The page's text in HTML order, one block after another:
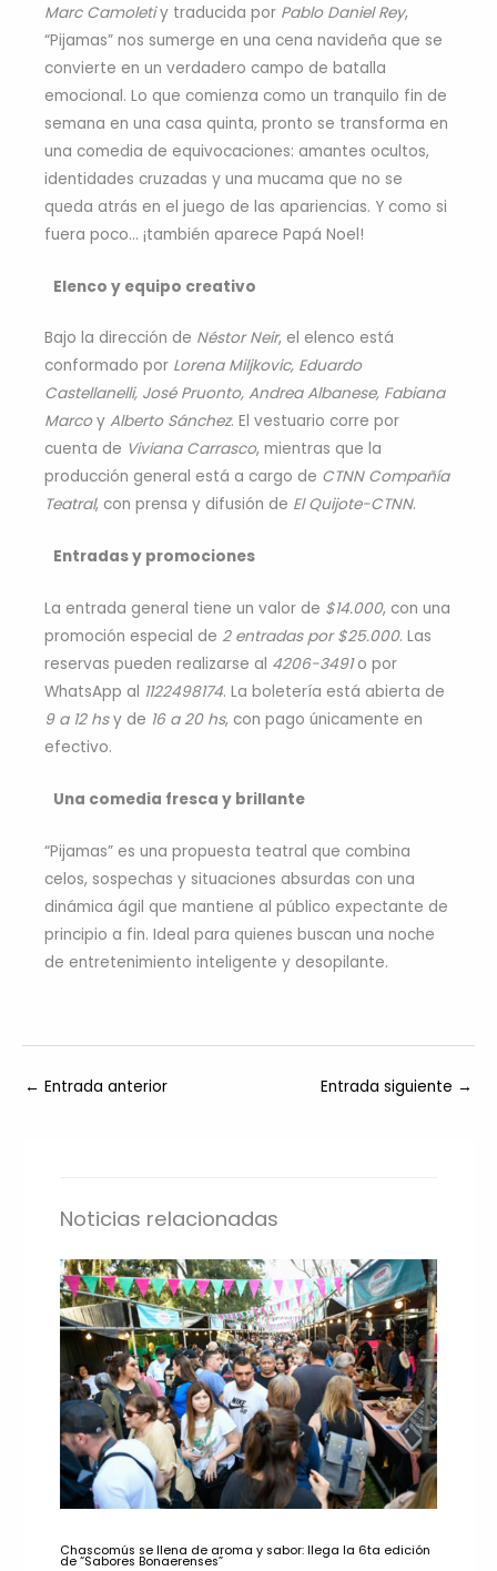
Marc Camoletiy traducida por Pablo Daniel Rey,
“Pijamas” nos sumerge en una cena navideña que se
convierte en un verdadero campo de batalla
emocional. Lo que comienza como un tranquilo fin de
semana en una casa quinta, pronto se transforma en
una comedia de equivocaciones: amantes ocultos,
identidades cruzadas y una mucama que no se
queda atrás en el juego de las apariencias. Y como si
fuera poco… ¡también aparece Papá Noel!
Elenco y equipo creativo
Bajo la dirección de Néstor Neir, el elenco está
conformado por Lorena Miljkovic, Eduardo
Castellanelli, José Pruonto, Andrea Albanese, Fabiana
Marcoy Alberto Sánchez. El vestuario corre por
cuenta de Viviana Carrasco, mientras que la
producción general está a cargo de CTNN Compañía
Teatral, con prensa y difusión de El Quijote-CTNN.
Entradas y promociones
La entrada general tiene un valor de $14.000, con una
promoción especial de 2 entradas por $25.000. Las
reservas pueden realizarse al 4206-3491o por
WhatsApp al 1122498174. La boletería está abierta de
9 a 12 hsy de 16 a 20 hs, con pago únicamente en
efectivo.
Una comedia fresca y brillante
“Pijamas” es una propuesta teatral que combina
celos, sospechas y situaciones absurdas con una
dinámica ágil que mantiene al público expectante de
principio a fin. Ideal para quienes buscan una noche
de entretenimiento inteligente y desopilante.
← Entrada anterior Entrada siguiente →
Noticias relacionadas
Chascomús se llena de aroma y sabor: llega la 6ta edición
de “Sabores Bonaerenses”